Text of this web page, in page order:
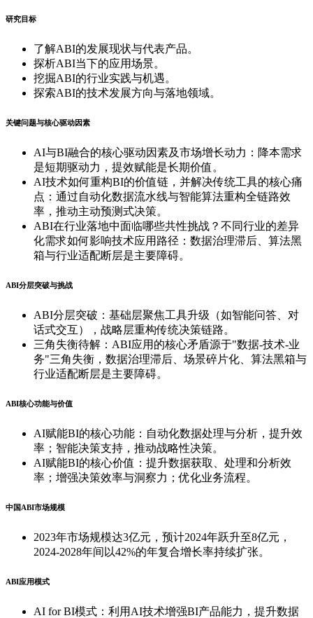
研究目标
了解ABI的发展现状与代表产品。
探析ABI当下的应用场景。
挖掘ABI的行业实践与机遇。
探索ABI的技术发展方向与落地领域。
关键问题与核心驱动因素
AI与BI融合的核心驱动因素及市场增长动力：降本需求
是短期驱动力，提效赋能是长期价值。
AI技术如何重构BI的价值链，并解决传统工具的核心痛
点：通过自动化数据流水线与智能算法重构全链路效
率，推动主动预测式决策。
ABI在行业落地中面临哪些共性挑战？不同行业的差异
化需求如何影响技术应用路径：数据治理滞后、算法黑
箱与行业适配断层是主要障碍。
ABI分层突破与挑战
ABI分层突破：基础层聚焦工具升级（如智能问答、对
话式交互），战略层重构传统决策链路。
三角失衡待解：ABI应用的核心矛盾源于"数据-技术-业
务"三角失衡，数据治理滞后、场景碎片化、算法黑箱与
行业适配断层是主要障碍。
ABI核心功能与价值
AI赋能BI的核心功能：自动化数据处理与分析，提升效
率；智能决策支持，推动战略性决策。
AI赋能BI的核心价值：提升数据获取、处理和分析效
率；增强决策效率与洞察力；优化业务流程。
中国ABI市场规模
2023年市场规模达3亿元，预计2024年跃升至8亿元，
2024-2028年间以42%的年复合增长率持续扩张。
ABI应用模式
AI for BI模式：利用AI技术增强BI产品能力，提升数据